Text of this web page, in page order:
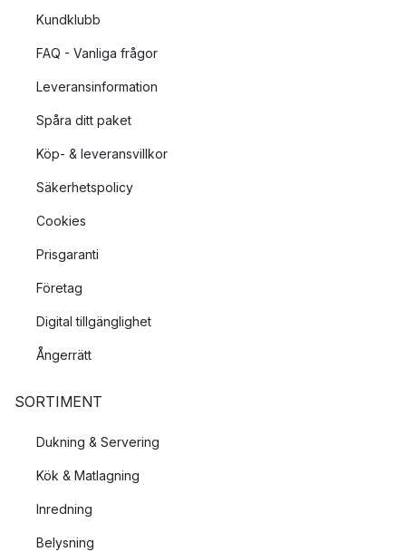
Kundklubb
FAQ - Vanliga frågor
Leveransinformation
Spåra ditt paket
Köp- & leveransvillkor
Säkerhetspolicy
Cookies
Prisgaranti
Företag
Digital tillgänglighet
Ångerrätt
SORTIMENT
Dukning & Servering
Kök & Matlagning
Inredning
Belysning